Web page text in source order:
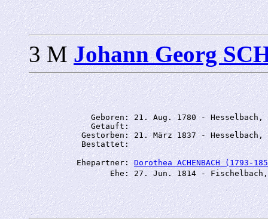
3 MJohann Georg
Geboren: 21. Aug. 1780 -
             Getauft:
Gestorben: 21. März 1837 -
          Ehepartner:
Dorothea ACHENBACH (1793-
Ehe: 27. Jun. 1814 -